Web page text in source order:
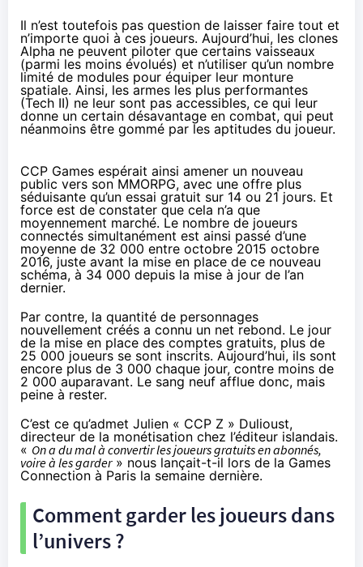
Il n’est toutefois pas question de laisser faire tout et
n’importe quoi à ces joueurs. Aujourd’hui, les clones
Alpha ne peuvent piloter que certains vaisseaux
(parmi les moins évolués) et n’utiliser qu’un nombre
limité de modules pour équiper leur monture
spatiale. Ainsi, les armes les plus performantes
(Tech II) ne leur sont pas accessibles, ce qui leur
donne un certain désavantage en combat, qui peut
néanmoins être gommé par les aptitudes du joueur.
CCP Games espérait ainsi amener un nouveau
public vers son MMORPG, avec une offre plus
séduisante qu’un essai gratuit sur 14 ou 21 jours. Et
force est de constater que cela n’a que
moyennement marché. Le nombre de joueurs
connectés simultanément est ainsi passé d’une
moyenne de 32 000 entre octobre 2015 octobre
2016, juste avant la mise en place de ce nouveau
schéma, à 34 000 depuis la mise à jour de l’an
dernier.
Par contre, la quantité de personnages
nouvellement créés a connu un net rebond. Le jour
de la mise en place des comptes gratuits, plus de
25 000 joueurs se sont inscrits. Aujourd’hui, ils sont
encore plus de 3 000 chaque jour, contre moins de
2 000 auparavant. Le sang neuf afflue donc, mais
peine à rester.
C’est ce qu’admet Julien « CCP Z » Dulioust,
directeur de la monétisation chez l’éditeur islandais.
« On a du mal à convertir les joueurs gratuits en abonnés,
voire à les garder» nous lançait-t-il lors de la Games
Connection à Paris la semaine dernière.
Comment garder les joueurs dans
l’univers ?